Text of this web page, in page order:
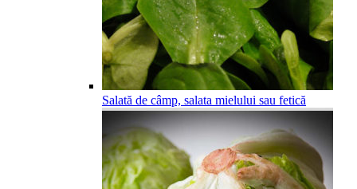
Salată de câmp, salata mielului sau fetică